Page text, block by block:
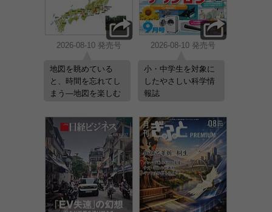
2026-08-10 発売号
地図を眺めている
と、時間を忘れてし
まう―地図を楽しむ
2026-08-10 発売号
小・中学生を対象に
したやさしい科学情
報誌